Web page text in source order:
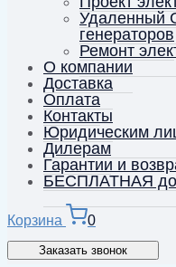
Удаленный
генераторов
Ремонт
О компании
Доставка
Оплата
Контакты
Юридическим
Дилерам
Гарантии и
БЕСПЛАТНАЯ
Корзина 0
Заказать звонок